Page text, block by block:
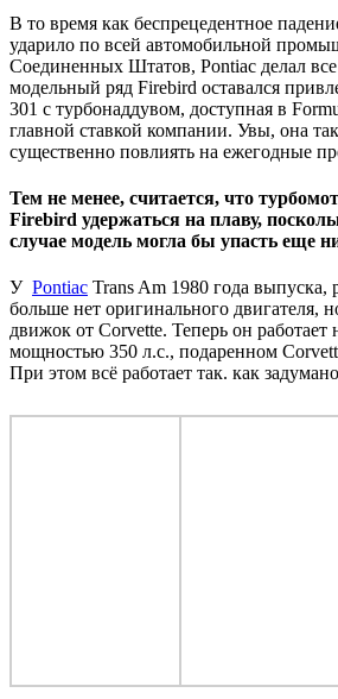
В то время как беспрецедентное
ударило по всей автомобильной
Соединенных Штатов, Pontiac делал
модельный ряд Firebird оставался
301 с турбонаддувом, доступная в
главной ставкой компании. Увы, она
существенно повлиять на ежегодные
Тем не менее, считается, что
Firebird удержаться на плаву,
случае модель могла бы упасть еще
У Pontiac Trans Am 1980 года выпуска,
больше нет оригинального двигателя,
движок от Corvette. Теперь он работает
мощностью 350 л.с., подаренном
При этом всё работает так. как